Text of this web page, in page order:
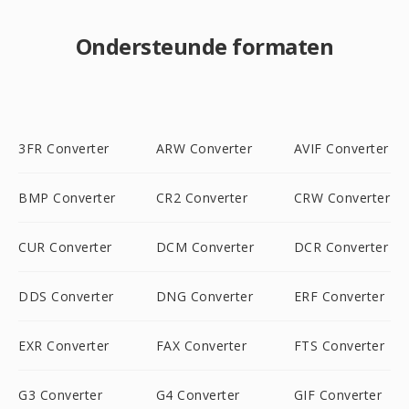
Ondersteunde formaten
3FR Converter ARW Converter AVIF Converter
BMP Converter CR2 Converter CRW Converter
CUR Converter DCM Converter DCR Converter
DDS Converter DNG Converter ERF Converter
EXR Converter FAX Converter FTS Converter
G3 Converter G4 Converter GIF Converter